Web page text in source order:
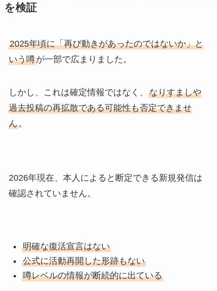
を検証
2025年頃に「再び動きがあったのではないか」と
いう噂が一部で広まりました。
しかし、これは確定情報ではなく、 なりすましや
過去投稿の再拡散である可能性も否定できませ
ん。
2026年現在、本人によると断定できる新規発信は
確認されていません。
明確な復活宣言はない
公式に活動再開した形跡もない
噂レベルの情報が断続的に出ている